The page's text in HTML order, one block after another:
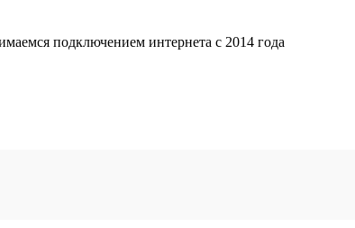
подключением интернета с 2014 года